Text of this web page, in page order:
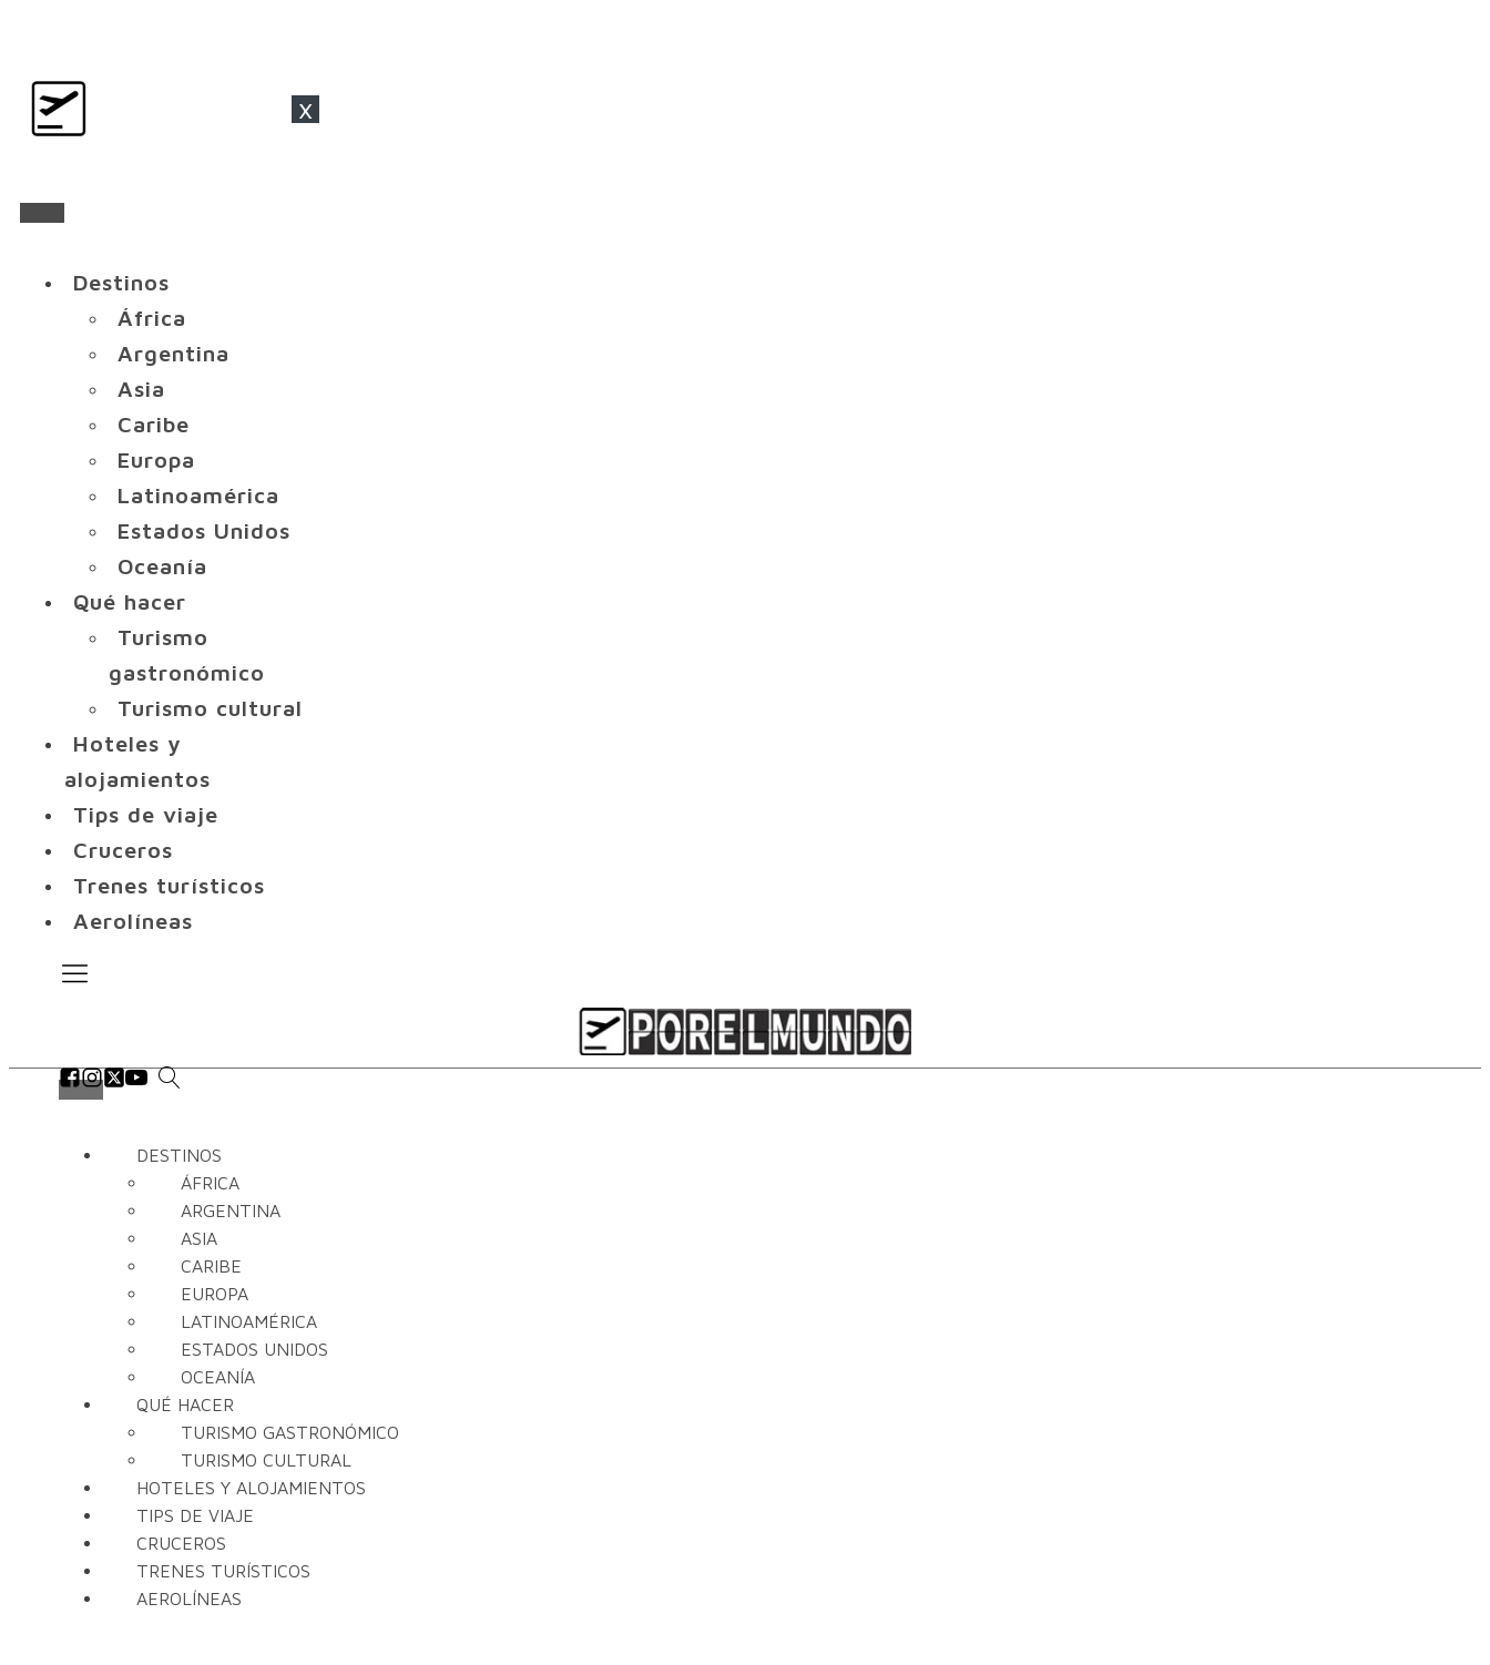
x
Destinos
África
Argentina
Asia
Caribe
Europa
Latinoamérica
Estados Unidos
Oceanía
Qué hacer
Turismo
gastronómico
Turismo cultural
Hoteles y
alojamientos
Tips de viaje
Cruceros
Trenes turísticos
Aerolíneas
DESTINOS
ÁFRICA
ARGENTINA
ASIA
CARIBE
EUROPA
LATINOAMÉRICA
ESTADOS UNIDOS
OCEANÍA
QUÉ HACER
TURISMO GASTRONÓMICO
TURISMO CULTURAL
HOTELES Y ALOJAMIENTOS
TIPS DE VIAJE
CRUCEROS
TRENES TURÍSTICOS
AEROLÍNEAS